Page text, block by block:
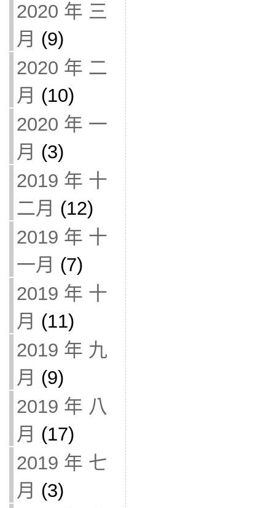
2020 年 三
月 (9)
2020 年 二
月 (10)
2020 年 一
月 (3)
2019 年 十
二月 (12)
2019 年 十
一月 (7)
2019 年 十
月 (11)
2019 年 九
月 (9)
2019 年 八
月 (17)
2019 年 七
月 (3)